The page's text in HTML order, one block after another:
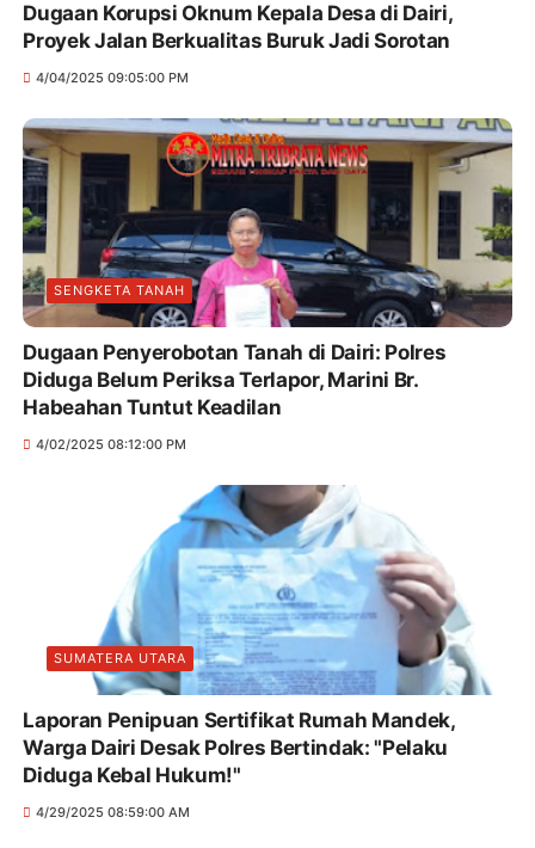
Dugaan Korupsi Oknum Kepala Desa di Dairi,
Proyek Jalan Berkualitas Buruk Jadi Sorotan
4/04/2025 09:05:00 PM
SENGKETA TANAH
Dugaan Penyerobotan Tanah di Dairi: Polres
Diduga Belum Periksa Terlapor, Marini Br.
Habeahan Tuntut Keadilan
4/02/2025 08:12:00 PM
SUMATERA UTARA
Laporan Penipuan Sertifikat Rumah Mandek,
Warga Dairi Desak Polres Bertindak: "Pelaku
Diduga Kebal Hukum!"
4/29/2025 08:59:00 AM